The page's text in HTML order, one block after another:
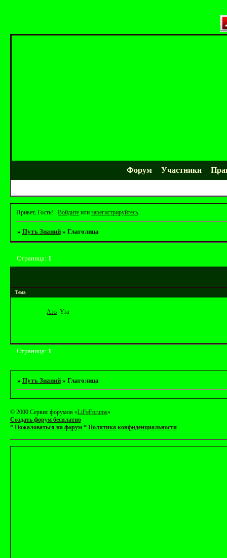
Форум Участники
Привет, Гость! Войдите илизарегистрируйтесь
» Путъ Знаний » Глаголица
Страница: 1
Тема
Азъ Yrа
Страница: 1
» Путъ Знаний » Глаголица
© 2000 Сервис форумов «LiFeForums»
Создать форум бесплатно
* Пожаловаться на форум* Политика конфиденциальности